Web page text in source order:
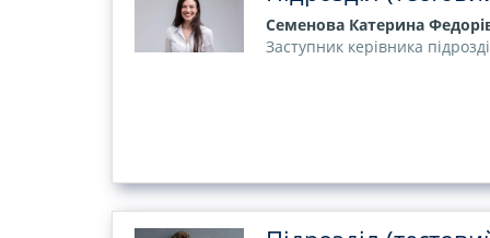
Семенова Катерина
Заступник керівника